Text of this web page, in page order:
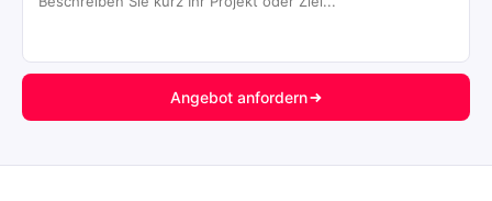
Angebot anfordern